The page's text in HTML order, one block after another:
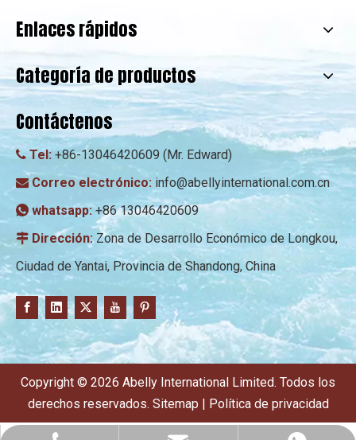
Enlaces rápidos
Categoría de productos
Contáctenos
 Tel: +86-13046420609 (Mr. Edward)
 Correo electrónico: info@abellyinternational.com.cn
 whatsapp:+86 13046420609
 Dirección:Zona de Desarrollo Económico de Longkou,
Ciudad de Yantai, Provincia de Shandong, China
Copyright © 2026 Abelly International Limited. Todos los
derechos reservados. Sitemap Política de privacidad